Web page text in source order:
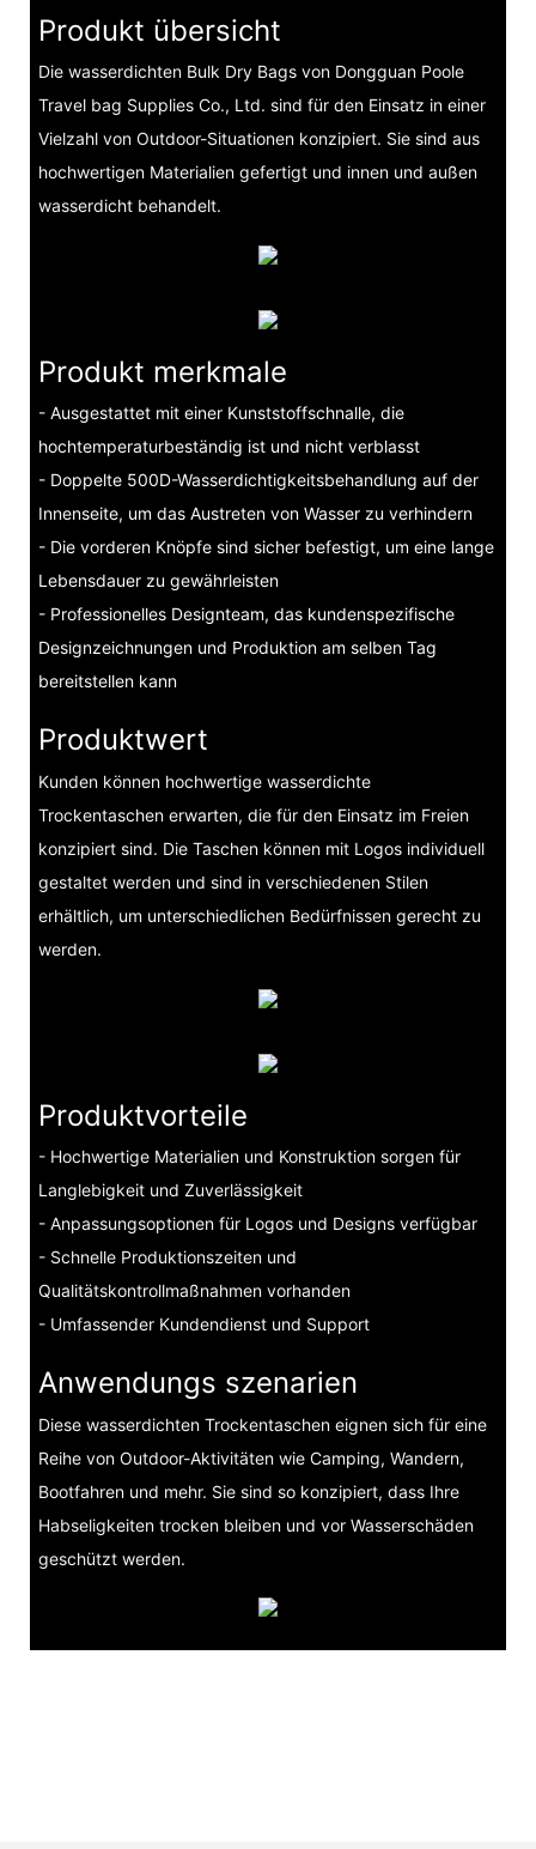
Produkt übersicht
Die wasserdichten Bulk Dry Bags von Dongguan Poole
Travel bag Supplies Co., Ltd. sind für den Einsatz in einer
Vielzahl von Outdoor-Situationen konzipiert. Sie sind aus
hochwertigen Materialien gefertigt und innen und außen
wasserdicht behandelt.
Produkt merkmale
- Ausgestattet mit einer Kunststoffschnalle, die
hochtemperaturbeständig ist und nicht verblasst
- Doppelte 500D-Wasserdichtigkeitsbehandlung auf der
Innenseite, um das Austreten von Wasser zu verhindern
- Die vorderen Knöpfe sind sicher befestigt, um eine lange
Lebensdauer zu gewährleisten
- Professionelles Designteam, das kundenspezifische
Designzeichnungen und Produktion am selben Tag
bereitstellen kann
Produktwert
Kunden können hochwertige wasserdichte
Trockentaschen erwarten, die für den Einsatz im Freien
konzipiert sind. Die Taschen können mit Logos individuell
gestaltet werden und sind in verschiedenen Stilen
erhältlich, um unterschiedlichen Bedürfnissen gerecht zu
werden.
Produktvorteile
- Hochwertige Materialien und Konstruktion sorgen für
Langlebigkeit und Zuverlässigkeit
- Anpassungsoptionen für Logos und Designs verfügbar
- Schnelle Produktionszeiten und
Qualitätskontrollmaßnahmen vorhanden
- Umfassender Kundendienst und Support
Anwendungs szenarien
Diese wasserdichten Trockentaschen eignen sich für eine
Reihe von Outdoor-Aktivitäten wie Camping, Wandern,
Bootfahren und mehr. Sie sind so konzipiert, dass Ihre
Habseligkeiten trocken bleiben und vor Wasserschäden
geschützt werden.